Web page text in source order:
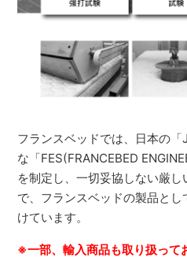
フランスベッドでは、日本の
な「FES(FRANCEBED
を制定し、一切妥協しない厳
で、フランスベッドの製品と
けています。
※一部、輸入商品も取り扱って